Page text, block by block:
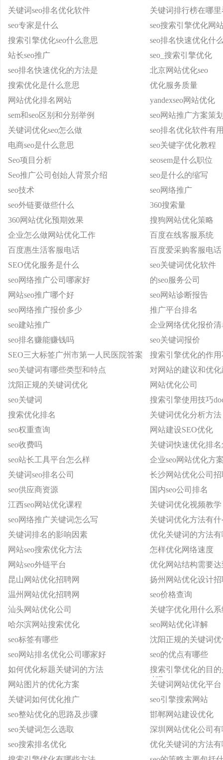
关键词seo排名优化软件
关键词排行榜在哪里
seo专家是什么
seo搜索引擎优化网
搜索引擎优化seo什么意思
seo排名快速优化什
站长seo推广
seo_搜索引擎优化
seo排名快速优化的方法是
北京网站优化seo
搜索优化是什么意思
优化服务质量
网站优化排名网站
yandexseo网站优化
sem和seo区别和分别举例
seo网站推广方案策
关键词优化seo怎么做
seo排名优化软件有
电商seo是什么意思
seo关键字优化教程
Seo项目分析
seosem是什么职位
Seo推广公司创始人背景介绍
seo是什么的缩写
seo技术
seo网络推广
seo外链要做些什么
360搜索量
360网站优化预期效果
搜狗网站优化策略
企业怎么做网站优化工作
百度在线客服系统
百度惠生活客服电话
百度爱采购客服电话
SEO优化服务是什么
seo关键词优化软件
seo网络推广公司哪家好
的seo服务公司
网站seo推广哪个好
seo网站诊断报告
seo网络推广报价多少
推广平台排名
seo建站推广
企业网络优化报价清
seo排名赚能赚钱吗
seo关键词报价
SEO三大标签广州市第一人民医院答案
搜索引擎优化的作
seo关键词有哪些类型和特点
对网站的建议和优
沈阳正规的关键词优化
网站优化公司
seo关键词
搜索引擎使用技巧
搜索优化排名
关键词优化分析方法
seo权重查询
网站建设SEO优化
seo收费吗
关键词快速优化排
seo站长工具平台怎么样
企业seo网站优化方
关键词seo排名公司
长沙网站优化公司招
seo供应商资源
国内seo公司排名
江西seo网站优化课程
关键词优化视频教学
seo网络推广关键词怎么写
关键词优化方法有
关键词排名的影响因素
优化关键词的方法
网站seo搜索优化方法
怎样优化网络速度
网站seo外链平台
优化网站结构需要
昆山网站优化招聘网
扬州网站优化设计招
温州网站优化招聘网
seo价格查询
汕头网站优化公司
关键字优化用什么系
哈尔滨网站搜索优化
seo网站优化详解
seo标签有哪些
沈阳正规的关键词优
seo网站排名优化公司哪家好
seo的优点有哪些
如何优化标题关键词的方法
搜索引擎优化的目
对吗
网站图片的优化方案
关键词网站优化平台
关键词如何优化推广
seo引擎搜索网站
seo整站优化的思路及步骤
邯郸网站建设优化
seo关键词怎么选取
深圳网站优化公司
seo搜索排名优化
优化关键词的方法